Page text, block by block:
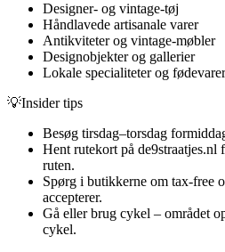
Designer- og vintage-tøj
Håndlavede artisanale varer
Antikviteter og vintage-møbler
Designobjekter og gallerier
Lokale specialiteter og fødevarer
💡Insider tips
Besøg tirsdag–torsdag
Hent rutekort på
ruten.
Spørg i butikkerne om tax-free
accepterer.
Gå eller brug cykel – området
cykel.